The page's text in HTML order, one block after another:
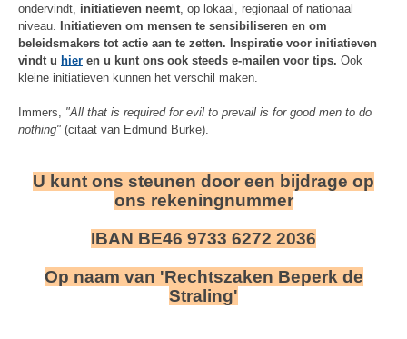
ondervindt, initiatieven neemt , op lokaal, regionaal of nationaal
niveau.
Initiatieven om mensen te sensibiliseren en om
beleidsmakers tot actie aan te zetten. Inspiratie voor initiatieven
vindt u hier en u kunt ons ook steeds e-mailen voor tips. Ook
kleine initiatieven kunnen het verschil maken.
Immers, "All that is required for evil to prevail is for good men to do
nothing" (citaat van Edmund Burke).
U kunt ons steunen door een bijdrage op
ons rekeningnummer
IBAN BE46 9733 6272 2036
Op naam van 'Rechtszaken Beperk de
Straling'